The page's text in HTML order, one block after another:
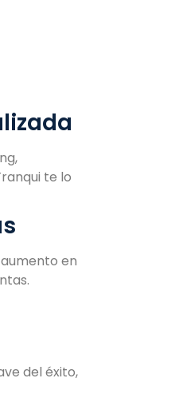
te lo
en
del éxito,